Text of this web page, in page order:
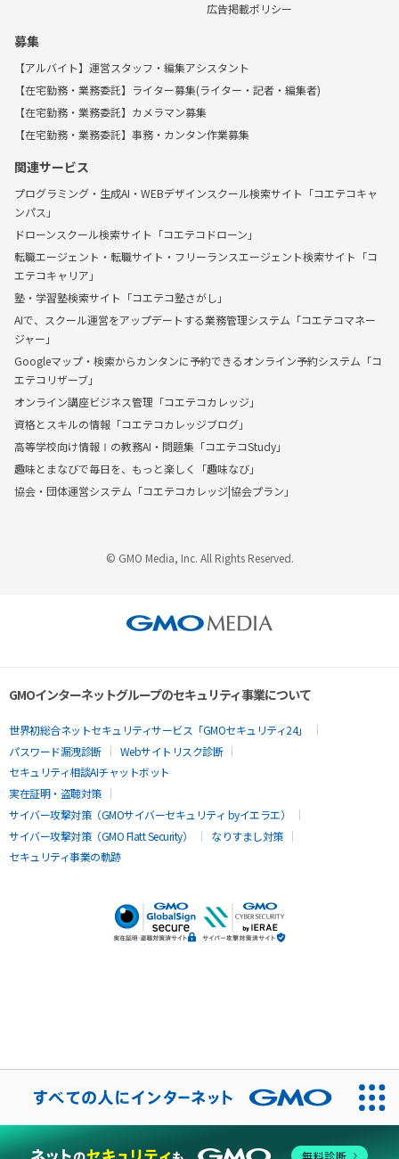
広告掲載ポリシー
募集
【アルバイト】運営スタッフ・編集アシスタント
【在宅勤務・業務委託】ライター募集(ライター・記者・編集者)
【在宅勤務・業務委託】カメラマン募集
【在宅勤務・業務委託】事務・カンタン作業募集
関連サービス
プログラミング・生成AI・WEBデザインスクール検索サイト「コエテコキャ
ンパス」
ドローンスクール検索サイト「コエテコドローン」
転職エージェント・転職サイト・フリーランスエージェント検索サイト「コ
エテコキャリア」
塾・学習塾検索サイト「コエテコ塾さがし」
AIで、スクール運営をアップデートする業務管理システム「コエテコマネー
ジャー」
Googleマップ・検索からカンタンに予約できるオンライン予約システム「コ
エテコリザーブ」
オンライン講座ビジネス管理「コエテコカレッジ」
資格とスキルの情報「コエテコカレッジブログ」
高等学校向け情報Ⅰの教務AI・問題集「コエテコStudy」
趣味とまなびで毎日を、もっと楽しく「趣味なび」
協会・団体運営システム「コエテコカレッジ|協会プラン」
© GMO Media, Inc. All Rights Reserved.
GMOインターネットグループのセキュリティ事業について
世界初総合ネットセキュリティサービス「GMOセキュリティ24」
パスワード漏洩診断
Webサイトリスク診断
セキュリティ相談AIチャットボット
実在証明・盗聴対策
サイバー攻撃対策（GMOサイバーセキュリティ byイエラエ）
サイバー攻撃対策（GMO Flatt Security）
なりすまし対策
セキュリティ事業の軌跡
無料診断